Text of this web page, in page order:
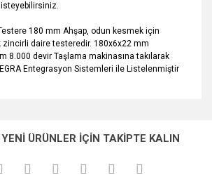
180 mm Ahşap, odun kesmek için
zincirli daire testeredir. 180x6x22 mm
8.000 devir Taşlama makinasına takılarak
Entegrasyon Sistemleri ile Listelenmiştir
Yorum Yaz
iletebilirsiniz.
için teşekkür ederiz.
ÜRÜNLER İÇİN TAKİPTE KALIN